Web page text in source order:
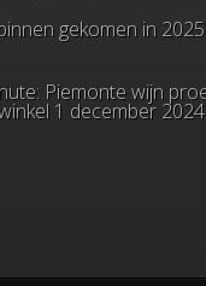
gekomen in 2025
Piemonte wijn
1 december 2024